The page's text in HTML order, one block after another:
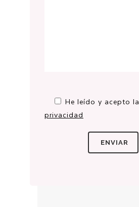
He leído y acepto la
privacidad